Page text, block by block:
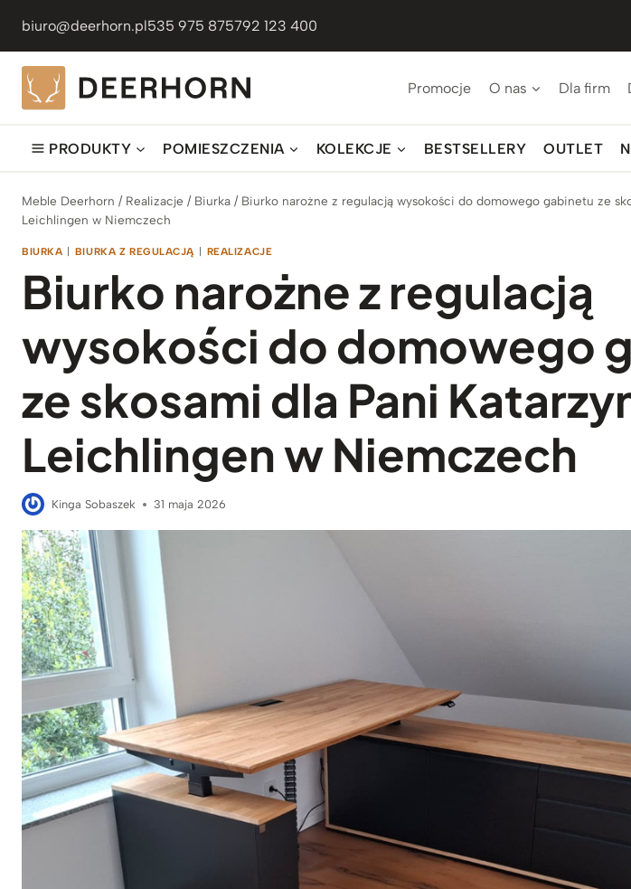
treści
biuro@deerhorn.pl535 975 875792 123 400
Promocje O nas Dla firm
PRODUKTY POMIESZCZENIA KOLEKCJE BESTSELLERY OUTLET
Meble Deerhorn / Realizacje / Biurka / Biurko narożne z regulacją wysokości do domowego gabinetu ze
Leichlingen w Niemczech
BIURKA | BIURKA Z REGULACJĄ | REALIZACJE
Biurko narożne z regulacją
wysokości do domowego
ze skosami dla Pani
Leichlingen w Niemczech
Kinga Sobaszek 31 maja 2026